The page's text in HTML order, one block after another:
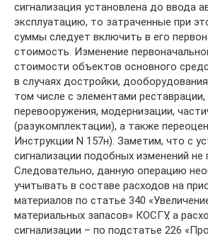
сигнализация установлена до ввода
эксплуатацию, то затраченные при
суммы следует включить в его
стоимость. Изменение
стоимости объектов основного
в случаях достройки,
том числе с элементами реставрации,
перевооружения, модернизации,
(разукомплектации), а также
Инструкции N 157н). Заметим, что с
сигнализации подобных изменений не
Следовательно, данную операцию
учитывать в составе расходов на
материалов по статье 340
материальных запасов» КОСГУ, а
сигнализации – по подстатье 226